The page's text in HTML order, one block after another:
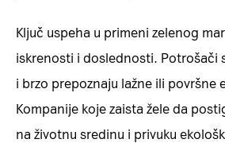
Ključ uspeha u primeni zelenog
iskrenosti i doslednosti. Potrošači
i brzo prepoznaju lažne ili površne
Kompanije koje zaista žele da
na životnu sredinu i privuku